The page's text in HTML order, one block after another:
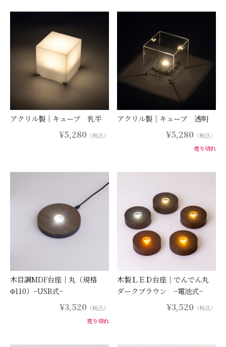
アクリル製｜キューブ 乳半
¥5,280（税込）
アクリル製｜キューブ 透明
¥5,280（税込）
売り切れ
木目調MDF台座｜丸（規格
Φ110）−USB式−
¥3,520（税込）
売り切れ
木製ＬＥＤ台座｜でんでん丸
ダークブラウン −電池式−
¥3,520（税込）